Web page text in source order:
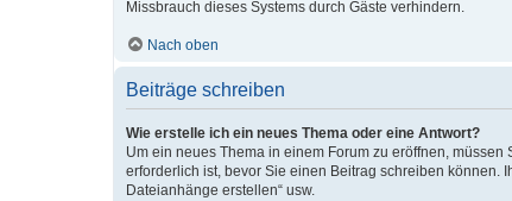
Missbrauch dieses Systems durch Gäste verhindern.
Nach oben
Beiträge schreiben
Wie erstelle ich ein neues Thema oder eine Antwort?
Um ein neues Thema in einem Forum zu eröffnen,
erforderlich ist, bevor Sie einen Beitrag schreiben können.
Dateianhänge erstellen“ usw.